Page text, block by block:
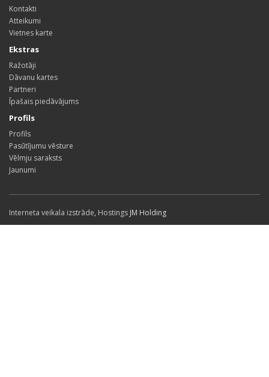
Kontakti
Atteikumi
Vietnes karte
Ekstras
Ražotāji
Dāvanu kartes
Partneri
Īpašais piedāvājums
Profils
Profils
Pasūtījumu vēsture
Vēlmju saraksts
Jaunumi
Interneta veikala izstrāde, Hostings JM Holding